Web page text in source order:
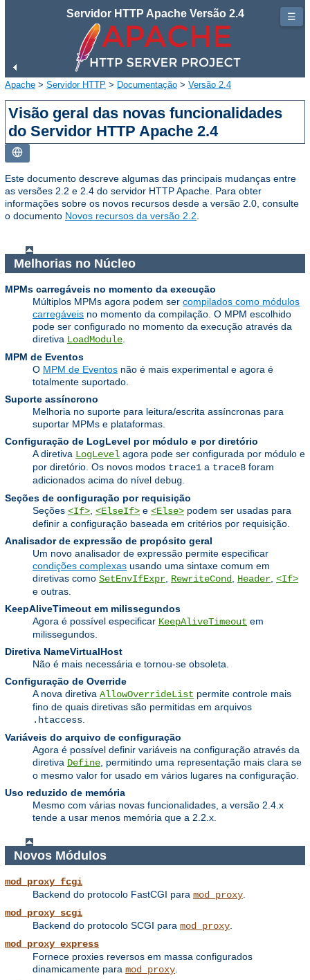
Servidor HTTP Apache Versão 2.4
Apache > Servidor HTTP > Documentação > Versão 2.4
Visão geral das novas funcionalidades
do Servidor HTTP Apache 2.4
Este documento descreve algumas das principais mudanças entre
as versões 2.2 e 2.4 do servidor HTTP Apache. Para obter
informações sobre os novos recursos desde a versão 2.0, consulte
o documento Novos recursos da versão 2.2
Melhorias no Núcleo
MPMs carregáveis no momento da execução
Múltiplos MPMs agora podem ser compilados como módulos
carregáveis no momento da compilação. O MPM escolhido
pode ser configurado no momento da execução através da
diretiva LoadModule
MPM de Eventos
O MPM de Eventos não é mais experimental e agora é
totalmente suportado.
Suporte assíncrono
Melhoria no suporte para leitura/escrita assíncronas para
suportar MPMs e plataformas.
Configuração de LogLevel por módulo e por diretório
A diretiva LogLevel agora pode ser configurada por módulo e
por diretório. Os novos modos trace1 a trace8 foram
adicionados acima do nível debug
Seções de configuração por requisição
Seções <If> <ElseIf> e <Else> podem ser usadas para
definir a configuração baseada em critérios por requisição.
Analisador de expressão de propósito geral
Um novo analisador de expressão permite especificar
condições complexas usando uma sintaxe comum em
diretivas como SetEnvIfExpr RewriteCond Header <If>
e outras.
KeepAliveTimeout em milissegundos
Agora é possível especificar KeepAliveTimeout em
milissegundos.
Diretiva NameVirtualHost
Não é mais necessária e tornou-se obsoleta.
Configuração de Override
A nova diretiva AllowOverrideList permite controle mais
fino de quais diretivas são permitidas em arquivos
.htaccess
Variáveis do arquivo de configuração
Agora é possível definir variáveis na configuração através da
diretiva Define , permitindo uma representação mais clara se
o mesmo valor for usado em vários lugares na configuração.
Uso reduzido de memória
Mesmo com várias novas funcionalidades, a versão 2.4.x
tende a usar menos memória que a 2.2.x.
Novos Módulos
mod_proxy_fcgi
Backend do protocolo FastCGI para mod_proxy.
mod_proxy_scgi
Backend do protocolo SCGI para mod_proxy.
mod_proxy_express
Fornece proxies reversos em massa configurados
dinamicamente para mod_proxy.
☰